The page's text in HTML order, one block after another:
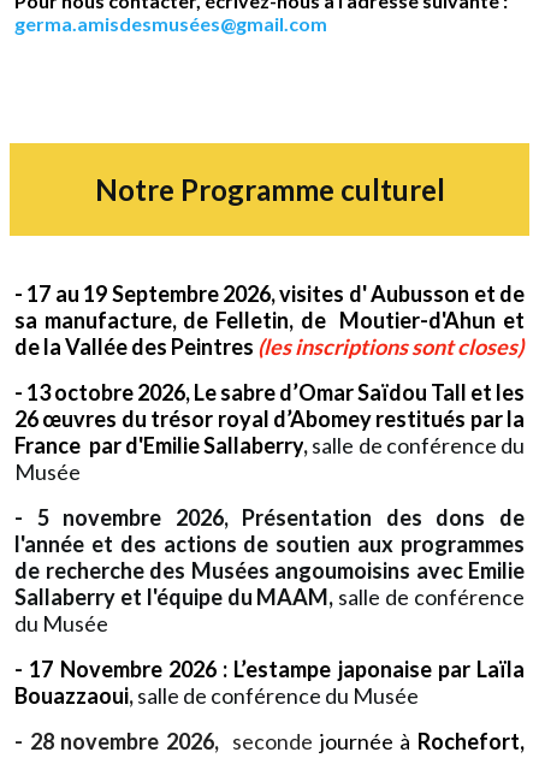
germa.amisdesmusées@gmail.com
Notre Programme culturel
- 17 au 19 Septembre 2026, visites d' Aubusson et de
sa manufacture, de Felletin, de Moutier-d'Ahun et
de la Vallée des Peintres (les inscriptions sont closes)
- 13 octobre 2026, Le sabre d’Omar Saïdou Tall et les
26 œuvres du trésor royal d’Abomey restitués par la
France par d'Emilie Sallaberry,salle de conférence du
Musée
- 5 novembre 2026, Présentation des dons de
l'année et des actions de soutien aux programmes
de recherche des Musées angoumoisins avec Emilie
Sallaberry et l'équipe du MAAM, salle de conférence
du Musée
- 17 Novembre 2026 : L’estampe japonaise par Laïla
Bouazzaoui,salle de conférence du Musée
- 28 novembre 2026, seconde journée à Rochefort,